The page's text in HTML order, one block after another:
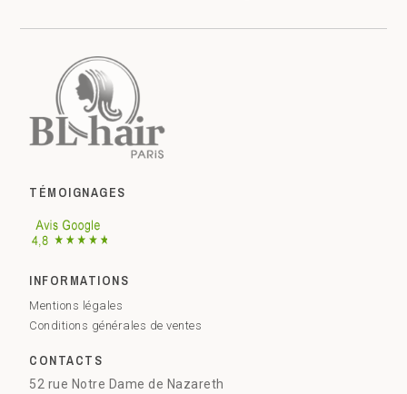
TÉMOIGNAGES
INFORMATIONS
Mentions légales
Conditions générales de ventes
CONTACTS
52 rue Notre Dame de Nazareth